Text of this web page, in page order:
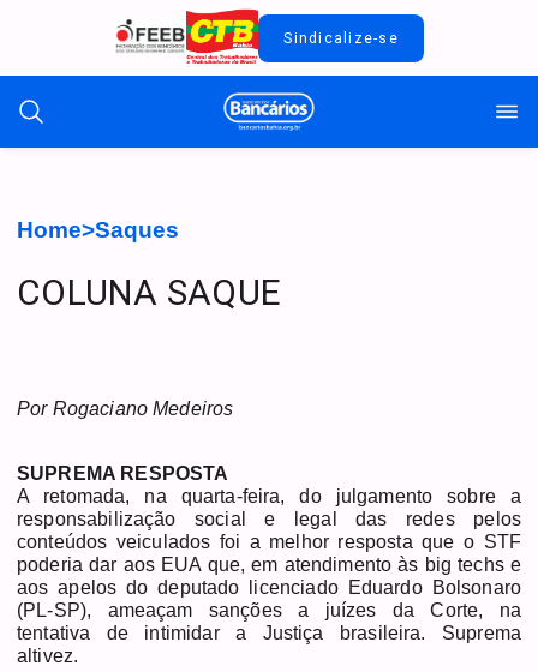
Sindicalize-se
Home>Saques
COLUNA SAQUE
Por Rogaciano Medeiros
SUPREMA RESPOSTA
A retomada, na quarta-feira, do julgamento sobre a
responsabilização social e legal das redes pelos
conteúdos veiculados foi a melhor resposta que o STF
poderia dar aos EUA que, em atendimento às big techs e
aos apelos do deputado licenciado Eduardo Bolsonaro
(PL-SP), ameaçam sanções a juízes da Corte, na
tentativa de intimidar a Justiça brasileira. Suprema
altivez.